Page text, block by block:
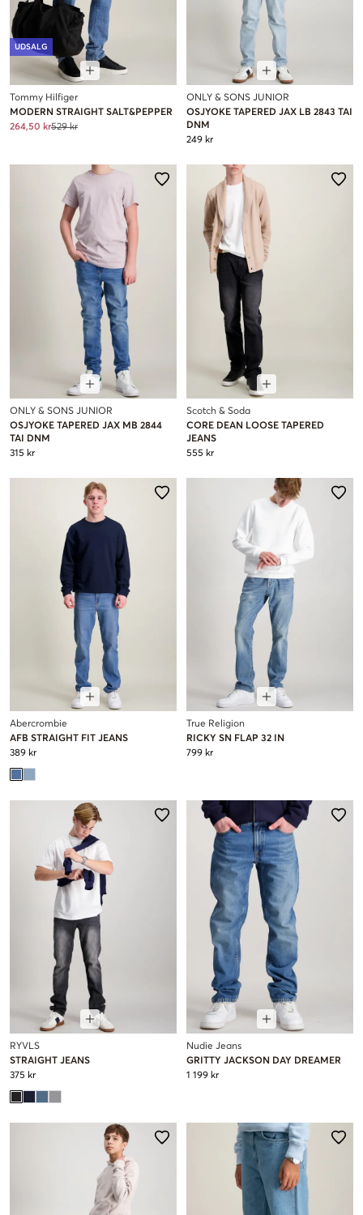
UDSALG
Tommy Hilfiger
MODERN STRAIGHT SALT&PEPPER
264,50 kr529 kr
ONLY & SONS JUNIOR
OSJYOKE TAPERED JAX LB 2843 TAI
DNM
249 kr
ONLY & SONS JUNIOR
OSJYOKE TAPERED JAX MB 2844
TAI DNM
315 kr
Scotch & Soda
CORE DEAN LOOSE TAPERED
JEANS
555 kr
Abercrombie
AFB STRAIGHT FIT JEANS
389 kr
True Religion
RICKY SN FLAP 32 IN
799 kr
RYVLS
STRAIGHT JEANS
375 kr
Nudie Jeans
GRITTY JACKSON DAY DREAMER
1 199 kr